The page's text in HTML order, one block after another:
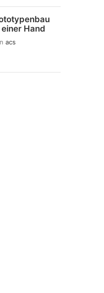
Hand
acs